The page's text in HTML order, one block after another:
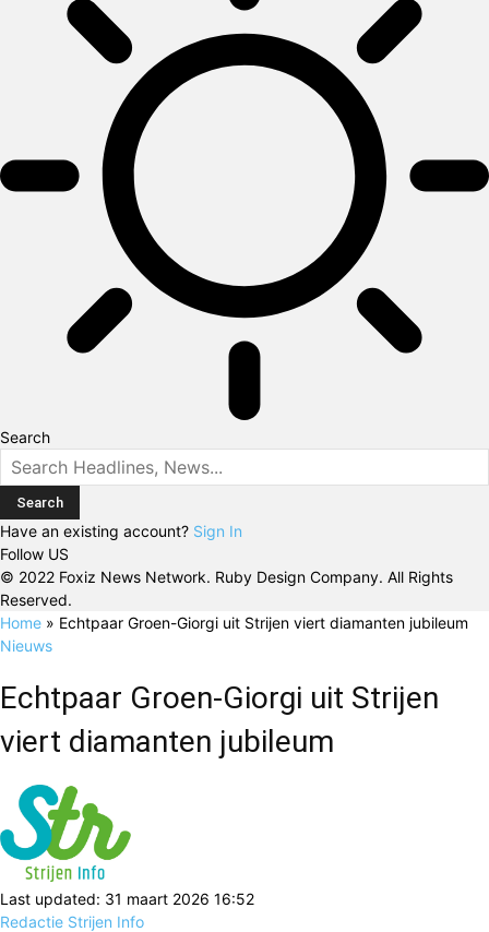
Search
Have an existing account? Sign In
Follow US
© 2022 Foxiz News Network. Ruby Design Company. All Rights
Reserved.
Home » Echtpaar Groen-Giorgi uit Strijen viert diamanten jubileum
Nieuws
Echtpaar Groen-Giorgi uit Strijen
viert diamanten jubileum
Last updated: 31 maart 2026 16:52
Redactie Strijen Info